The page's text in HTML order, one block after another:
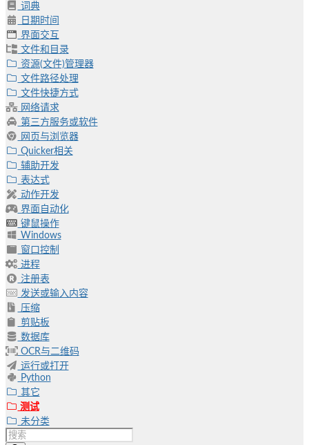
词典
日期时间
界面交互
文件和目录
资源(文件)管理器
文件路径处理
文件快捷方式
网络请求
第三方服务或软件
网页与浏览器
Quicker相关
辅助开发
表达式
动作开发
界面自动化
键鼠操作
Windows
窗口控制
进程
注册表
发送或输入内容
压缩
剪贴板
数据库
OCR与二维码
运行或打开
Python
其它
测试
未分类